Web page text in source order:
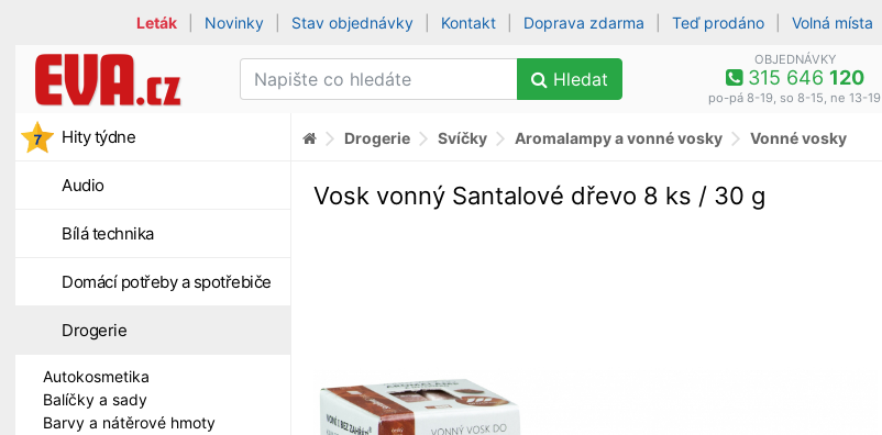
Leták Novinky Stav objednávky Kontakt Doprava zdarma Teď prodáno Volná místa
Hledat
OBJEDNÁVKY
315 646 120
po-pá 8-19, so 8-15, ne 13-19
Hity týdne
Audio
Bílá technika
Domácí potřeby a spotřebiče
Drogerie
Autokosmetika
Balíčky a sady
Barvy a nátěrové hmoty
Drogerie Svíčky Aromalampy a vonné vosky Vonné vosky
Vosk vonný Santalové dřevo 8 ks / 30 g